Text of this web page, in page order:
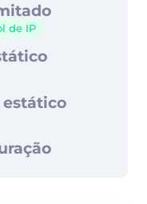
de IP
estático